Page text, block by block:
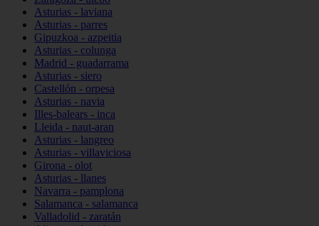
Asturias - laviana
Asturias - parres
Gipuzkoa - azpeitia
Asturias - colunga
Madrid - guadarrama
Asturias - siero
Castellón - orpesa
Asturias - navia
Illes-balears - inca
Lleida - naut-aran
Asturias - langreo
Asturias - villaviciosa
Girona - olot
Asturias - llanes
Navarra - pamplona
Salamanca - salamanca
Valladolid - zaratán